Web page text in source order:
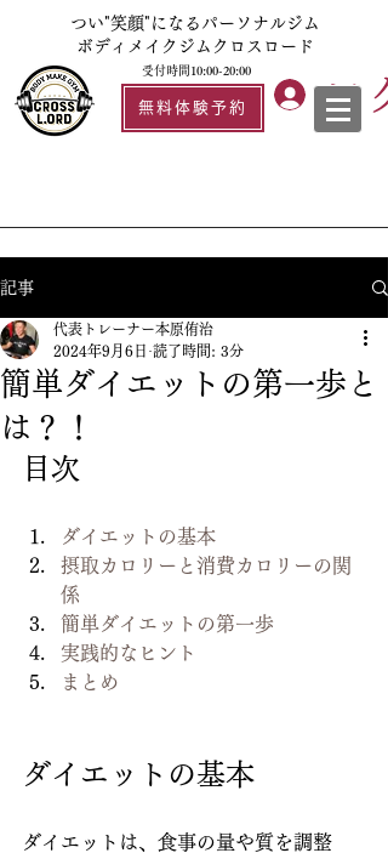
つい"笑顔"になるパーソナルジム
ボディメイクジムクロスロード
受付時間10:00-20:00
無料体験予約 ロ
記事
簡単ダイエットの第一歩と
は？！
代表トレーナー本原侑治
2024年9月6日 読了時間: 3分
目次
ダイエットの基本
摂取カロリーと消費カロリーの関
係
簡単ダイエットの第一歩
実践的なヒント
まとめ
ダイエットの基本
ダイエットは、食事の量や質を調整